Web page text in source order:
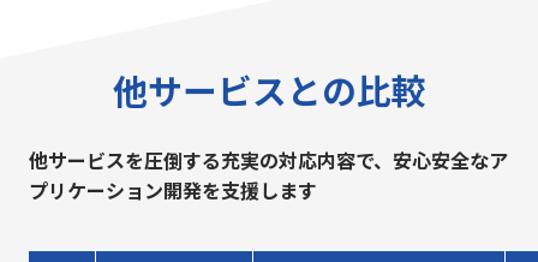
他サービスとの⽐較
他サービスを圧倒する充実の対応内容で、安⼼安全なア
プリケーション開発を⽀援します